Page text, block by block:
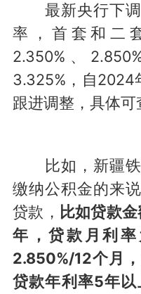
最新央行下调
率，首套和二
2.350%、
3.325%，自2024
跟进调整，具体可
比如，新疆铁
缴纳公积金的来
贷款， 比如贷款
年，贷款月利
2.850%/12个月
贷款年利率5年